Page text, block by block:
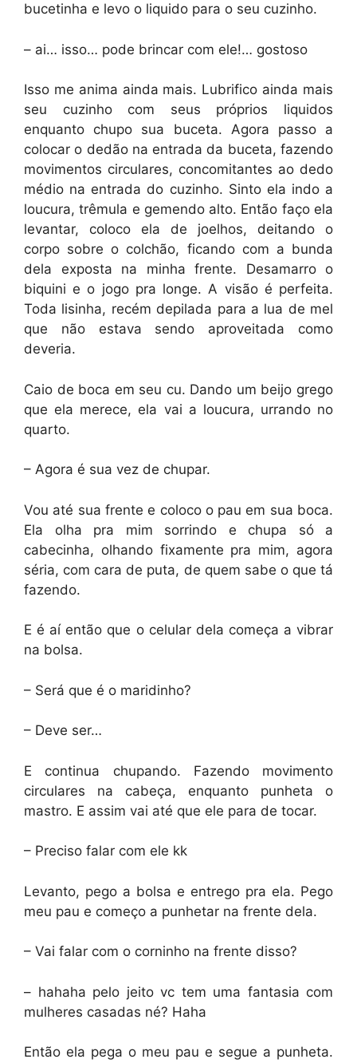
bucetinha e levo o liquido para o seu cuzinho.
– ai… isso… pode brincar com ele!… gostoso
Isso me anima ainda mais. Lubrifico ainda mais
seu cuzinho com seus próprios liquidos
enquanto chupo sua buceta. Agora passo a
colocar o dedão na entrada da buceta, fazendo
movimentos circulares, concomitantes ao dedo
médio na entrada do cuzinho. Sinto ela indo a
loucura, trêmula e gemendo alto. Então faço ela
levantar, coloco ela de joelhos, deitando o
corpo sobre o colchão, ficando com a bunda
dela exposta na minha frente. Desamarro o
biquini e o jogo pra longe. A visão é perfeita.
Toda lisinha, recém depilada para a lua de mel
que não estava sendo aproveitada como
deveria.
Caio de boca em seu cu. Dando um beijo grego
que ela merece, ela vai a loucura, urrando no
quarto.
– Agora é sua vez de chupar.
Vou até sua frente e coloco o pau em sua boca.
Ela olha pra mim sorrindo e chupa só a
cabecinha, olhando fixamente pra mim, agora
séria, com cara de puta, de quem sabe o que tá
fazendo.
E é aí então que o celular dela começa a vibrar
na bolsa.
– Será que é o maridinho?
– Deve ser…
E continua chupando. Fazendo movimento
circulares na cabeça, enquanto punheta o
mastro. E assim vai até que ele para de tocar.
– Preciso falar com ele kk
Levanto, pego a bolsa e entrego pra ela. Pego
meu pau e começo a punhetar na frente dela.
– Vai falar com o corninho na frente disso?
– hahaha pelo jeito vc tem uma fantasia com
mulheres casadas né? Haha
Então ela pega o meu pau e segue a punheta.